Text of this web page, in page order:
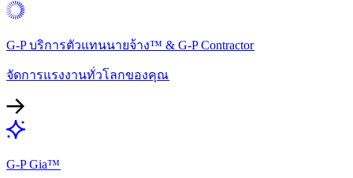
G-P บริการตัวแทนนายจ้าง™ & G-P Contractor​​
จัดการแรงงานทั่วโลกของคุณ​​
G-P Gia™​​